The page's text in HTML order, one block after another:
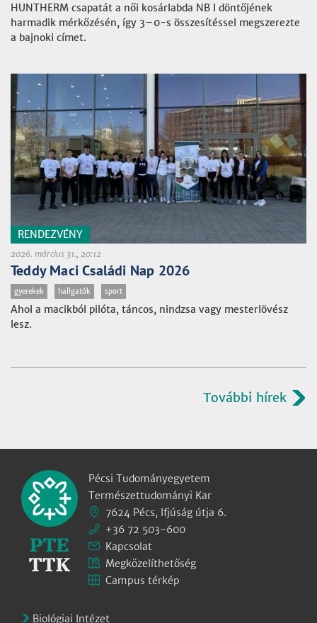
HUNTHERM csapatát a női kosárlabda NB I döntőjének
harmadik mérkőzésén, így 3–0-s összesítéssel megszerezte
a bajnoki címet.
RENDEZVÉNY
2026. március 31., 20:12
Teddy Maci Családi Nap 2026
gyerekek hallgatók sport
Ahol a macikból pilóta, táncos, nindzsa vagy mesterlövész
lesz.
További hírek
Pécsi Tudományegyetem
Természettudományi Kar
7624 Pécs, Ifjúság útja 6.
+36 72 503-600
Kapcsolat
Megközelíthetőség
Campus térkép
Biológiai Intézet